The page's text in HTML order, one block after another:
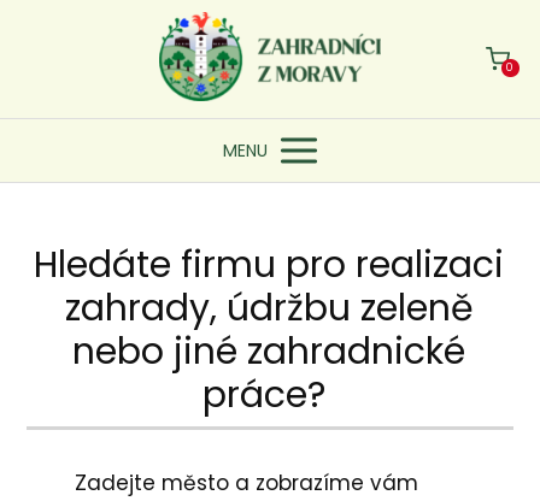
0
MENU
Hledáte firmu pro realizaci
zahrady, údržbu zeleně
nebo jiné zahradnické
práce?
Zadejte město a zobrazíme vám